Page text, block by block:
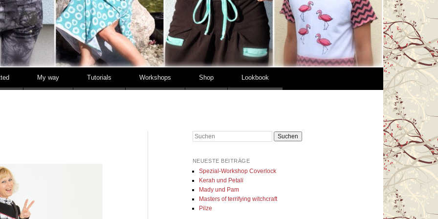
My way Tutorials Workshops Shop Lookbook
Suchen
NEUESTE BEITRÄGE
Spezial-Workshop Coverlock
Kerah und Petali
Mady und Pam
Masters of terrifying witchcraft
Pilze